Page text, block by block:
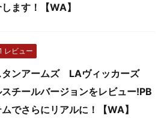
ます！【WA】
レビュー
タンアームズ LAヴィッカーズ
スチールバージョンをレビュー!PB
でさらにリアルに！【WA】